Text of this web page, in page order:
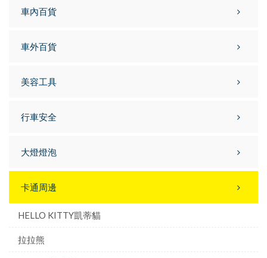
車內百貨
車外百貨
美容工具
行車安全
大燈燈泡
卡通周邊
HELLO KITTY凱蒂貓
拉拉熊